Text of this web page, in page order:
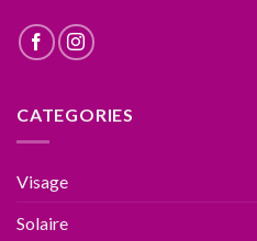
CATEGORIES
Visage
Solaire